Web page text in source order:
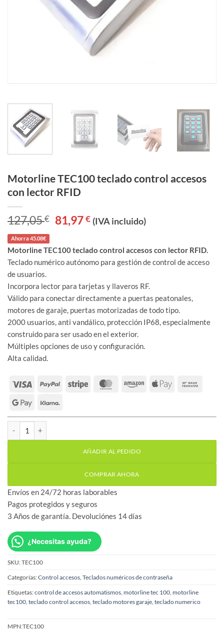
Motorline TEC100 teclado control accesos
con lector RFID
127,05€
El
precio
127,05 €.
81,97€El
precio
81,97 €.
(IVA incluido)
Ahorra 45.08€
Motorline TEC100 teclado control accesos con lector RFID.
Teclado numérico autónomo para gestión de control de acceso
de usuarios.
Incorpora lector para tarjetas y llaveros RF.
Válido para conectar directamente a puertas peatonales,
motores de garaje, puertas motorizadas de todo tipo.
2000 usuarios, anti vandálico, protección IP68, especialmente
construido para ser usado en el exterior.
Múltiples opciones de uso y configuración.
Alta calidad.
Motorline TEC100 teclado control accesos con lector RFID
AÑADIR AL PEDIDO
COMPRAR AHORA
Envíos en 24/72 horas laborables
Pagos protegidos y seguros
3 Años de garantía. Devoluciónes 14 días
¿Necesitas ayuda?
SKU:TEC100
Categorías:Control accesos, Teclados numéricos de contraseña
Etiquetas:control de accesos automatismos, motorline tec 100, motorline
tec100, teclado control accesos, teclado motores garaje, teclado numerico
MPN:TEC100